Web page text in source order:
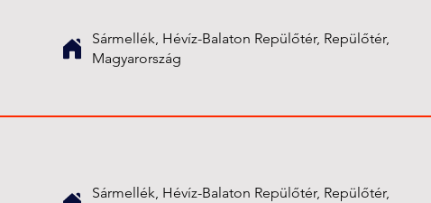
Sármellék, Hévíz-Balaton Repülőtér, Repülőtér,
Magyarország
Sármellék, Hévíz-Balaton Repülőtér, Repülőtér,